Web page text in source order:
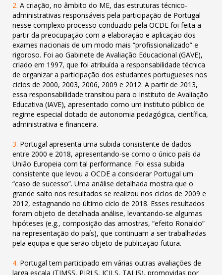
2. A criação, no âmbito do ME, das estruturas técnico-
administrativas responsáveis pela participação de Portugal
nesse complexo processo conduzido pela OCDE foi feita a
partir da preocupação com a elaboração e aplicação dos
exames nacionais de um modo mais “profissionalizado” e
rigoroso. Foi ao Gabinete de Avaliação Educacional (GAVE),
criado em 1997, que foi atribuída a responsabilidade técnica
de organizar a participação dos estudantes portugueses nos
ciclos de 2000, 2003, 2006, 2009 e 2012. A partir de 2013,
essa responsabilidade transitou para o Instituto de Avaliação
Educativa (IAVE), apresentado como um instituto público de
regime especial dotado de autonomia pedagógica, científica,
administrativa e financeira.
3. Portugal apresenta uma subida consistente de dados
entre 2000 e 2018, apresentando-se como o único país da
União Europeia comtal performance. Foi essa subida
consistente que levou a OCDE a considerar Portugal um
“caso de sucesso”. Uma análise detalhada mostra que o
grande salto nos resultados se realizou nos ciclos de 2009 e
2012, estagnando no último ciclo de 2018. Esses resultados
foram objeto de detalhada análise, levantando-se algumas
hipóteses (e.g., composição das amostras, “efeito Ronaldo”
na representação do país), que continuam a ser trabalhadas
pela equipa e que serão objeto de publicação futura.
4. Portugaltem participado em várias outras avaliações de
larga escala (TIMSS, PIRLS, ICILS, TALIS), promovidas por